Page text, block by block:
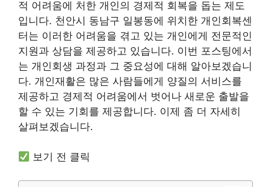
적 어려움에 처한 개인의 경제적 회복을 돕는 제도
입니다. 천안시 동남구 일봉동에 위치한 개인회복센
터는 이러한 어려움을 겪고 있는 개인에게 전문적인
지원과 상담을 제공하고 있습니다. 이번 포스팅에서
는 개인회생 과정과 그 중요성에 대해 알아보겠습니
다. 개인재활은 많은 사람들에게 양질의 서비스를
제공하고 경제적 어려움에서 벗어나 새로운 출발을
할 수 있는 기회를 제공합니다. 이제 좀 더 자세히
살펴보겠습니다.
보기 전 클릭